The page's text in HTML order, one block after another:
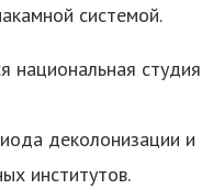
системой.
студия
деколонизации и
институтов.